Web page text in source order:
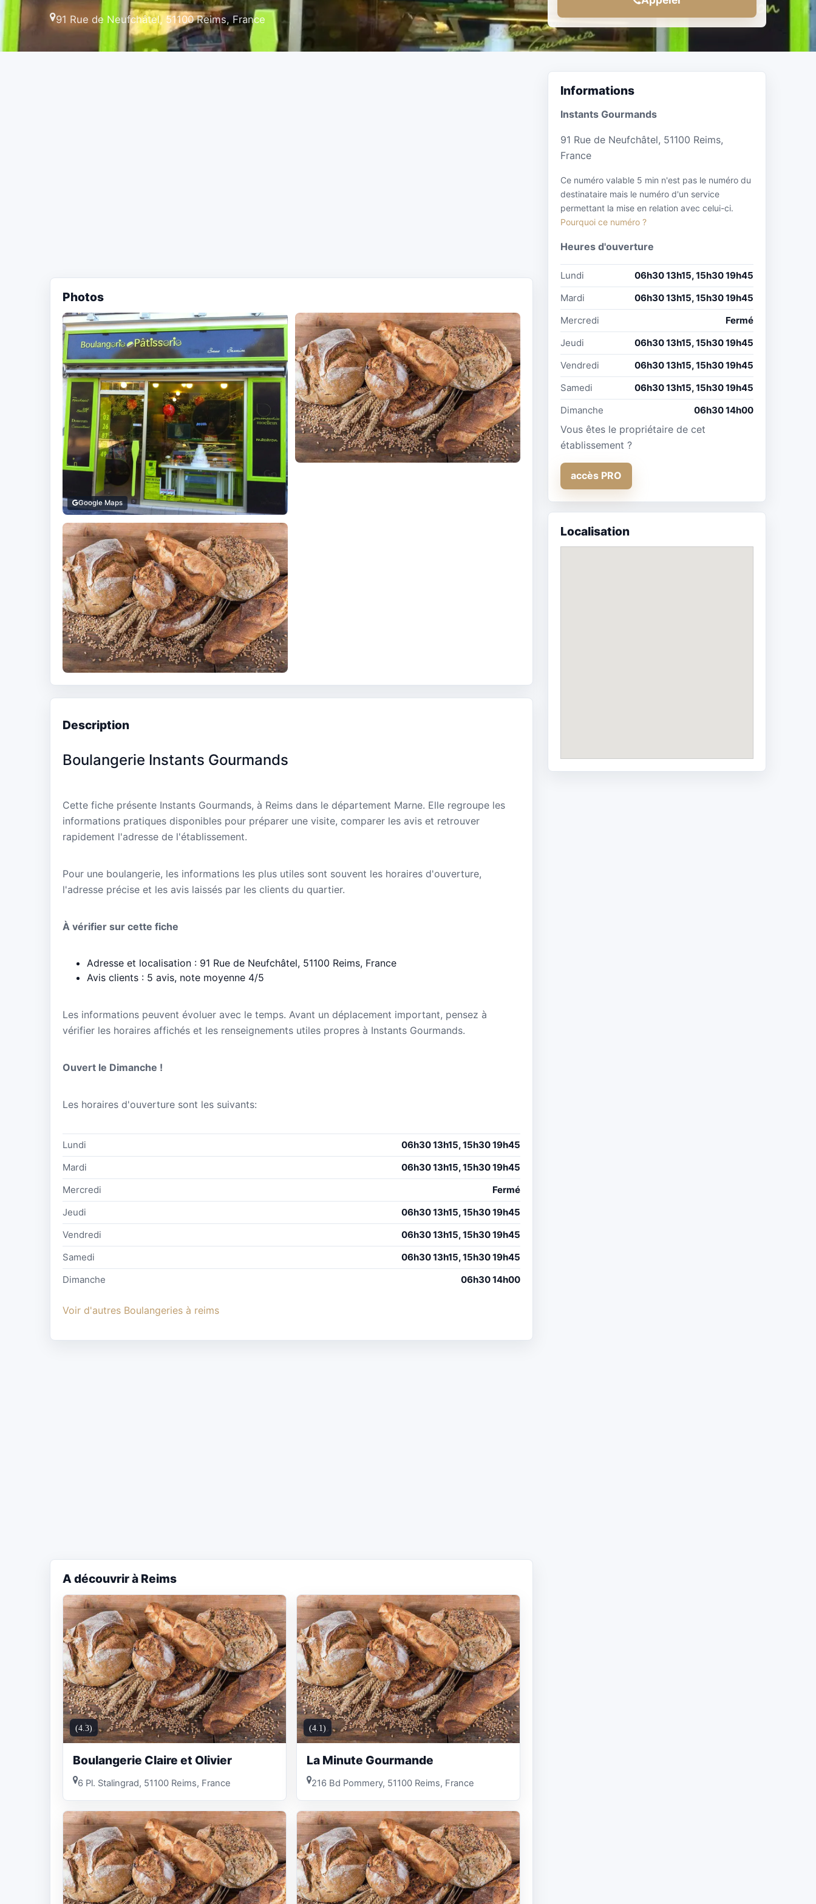
91 Rue de Neufchâtel, 51100 Reims, France
Photos
Google Maps
Description
Boulangerie Instants Gourmands
Cette fiche présente Instants Gourmands, à Reims dans le département Marne. Elle regroupe les
informations pratiques disponibles pour préparer une visite, comparer les avis et retrouver
rapidement l'adresse de l'établissement.
Pour une boulangerie, les informations les plus utiles sont souvent les horaires d'ouverture,
l'adresse précise et les avis laissés par les clients du quartier.
À vérifier sur cette fiche
Adresse et localisation : 91 Rue de Neufchâtel, 51100 Reims, France
Avis clients : 5 avis, note moyenne 4/5
Les informations peuvent évoluer avec le temps. Avant un déplacement important, pensez à
vérifier les horaires affichés et les renseignements utiles propres à Instants Gourmands.
Ouvert le Dimanche !
Les horaires d'ouverture sont les suivants:
Lundi
06h30 13h15, 15h30 19h45
Mardi
06h30 13h15, 15h30 19h45
Mercredi
Fermé
Jeudi
06h30 13h15, 15h30 19h45
Vendredi
06h30 13h15, 15h30 19h45
Samedi
06h30 13h15, 15h30 19h45
Dimanche
06h30 14h00
Voir d'autres Boulangeries à reims
A découvrir à Reims
(4.3)
Boulangerie Claire et Olivier
6 Pl. Stalingrad, 51100 Reims, France
(4.1)
La Minute Gourmande
216 Bd Pommery, 51100 Reims, France
Informations
Instants Gourmands
91 Rue de Neufchâtel, 51100 Reims,
France
Ce numéro valable 5 min n'est pas le numéro du
destinataire mais le numéro d'un service
permettant la mise en relation avec celui-ci.
Pourquoi ce numéro ?
Heures d'ouverture
Lundi
06h30 13h15, 15h30 19h45
Mardi
06h30 13h15, 15h30 19h45
Mercredi
Fermé
Jeudi
06h30 13h15, 15h30 19h45
Vendredi
06h30 13h15, 15h30 19h45
Samedi
06h30 13h15, 15h30 19h45
Dimanche
06h30 14h00
Vous êtes le propriétaire de cet
établissement ?
accès PRO
Localisation